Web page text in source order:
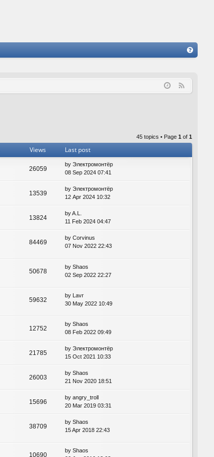
Q
45 topics • Page 1 of 1
Views Last post
26059
by Электромонтёр
08 Sep 2024 07:41
13539
by Электромонтёр
12 Apr 2024 10:32
13824
byA.L.
11 Feb 2024 04:47
84469
by Corvinus
07 Nov 2022 22:43
50678
by Shaos
02 Sep 2022 22:27
59632
by Lavr
30 May 2022 10:49
12752
by Shaos
08 Feb 2022 09:49
21785
by Электромонтёр
15 Oct 2021 10:33
26003
by Shaos
21 Nov 2020 18:51
15696
by angry_troll
20 Mar 2019 03:31
38709
by Shaos
15 Apr 2018 22:43
10690
by Shaos